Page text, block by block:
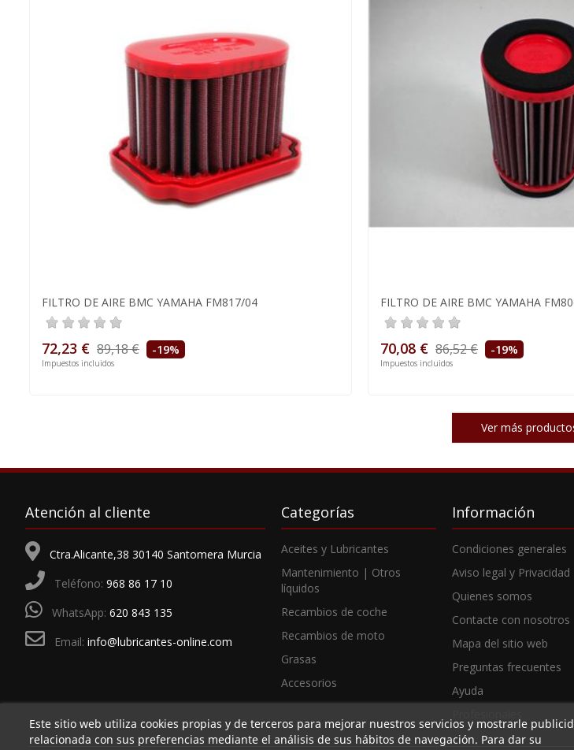
FILTRO DE AIRE BMC YAMAHA FM817/04
72,23 € 89,18 € -19%
Impuestos incluidos
FILTRO DE AIRE BMC YAMAHA
70,08 € 86,52 € -19%
Impuestos incluidos
Ver más
Atención al cliente
Ctra.Alicante,38 30140 Santomera Murcia
Teléfono: 968 86 17 10
WhatsApp: 620 843 135
Email: info@lubricantes-online.com
Categorías
Aceites y Lubricantes
Mantenimiento | Otros
líquidos
Recambios de coche
Recambios de moto
Grasas
Accesorios
Información
Condiciones generales
Aviso legal y Privacidad
Quienes somos
Contacte con nosotros
Mapa del sitio web
Preguntas frecuentes
Ayuda
Este sitio web utiliza cookies propias y de terceros para mejorar nuestros servicios y mostrarle
relacionada con sus preferencias mediante el análisis de sus hábitos de navegación. Para dar su